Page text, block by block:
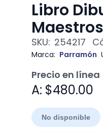
Libro
Maestros
SKU: 254217
Marca: Parramón
Precio en línea
A: $480.00
No disponible